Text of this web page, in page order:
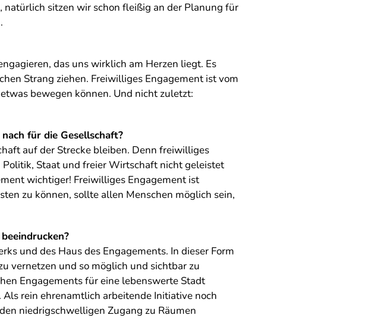
natürlich sitzen wir schon fleißig an der Planung für
das uns wirklich am Herzen liegt. Es
Strang ziehen. Freiwilliges Engagement ist vom
bewegen können. Und nicht zuletzt:
für die Gesellschaft?
auf der Strecke bleiben. Denn freiwilliges
Staat und freier Wirtschaft nicht geleistet
wichtiger! Freiwilliges Engagement ist
zu können, sollte allen Menschen möglich sein,
und des Haus des Engagements. In dieser Form
vernetzen und so möglich und sichtbar zu
Engagements für eine lebenswerte Stadt
rein ehrenamtlich arbeitende Initiative noch
niedrigschwelligen Zugang zu Räumen